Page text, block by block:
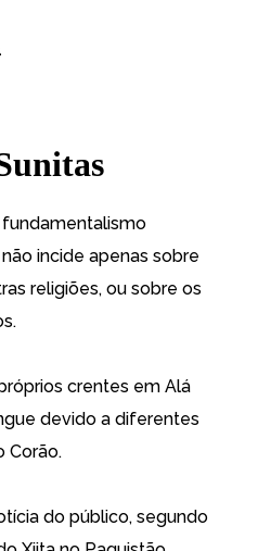
incide apenas sobre
religiões, ou sobre os
crentes em Alá
devido a diferentes
Corão.
do público, segundo